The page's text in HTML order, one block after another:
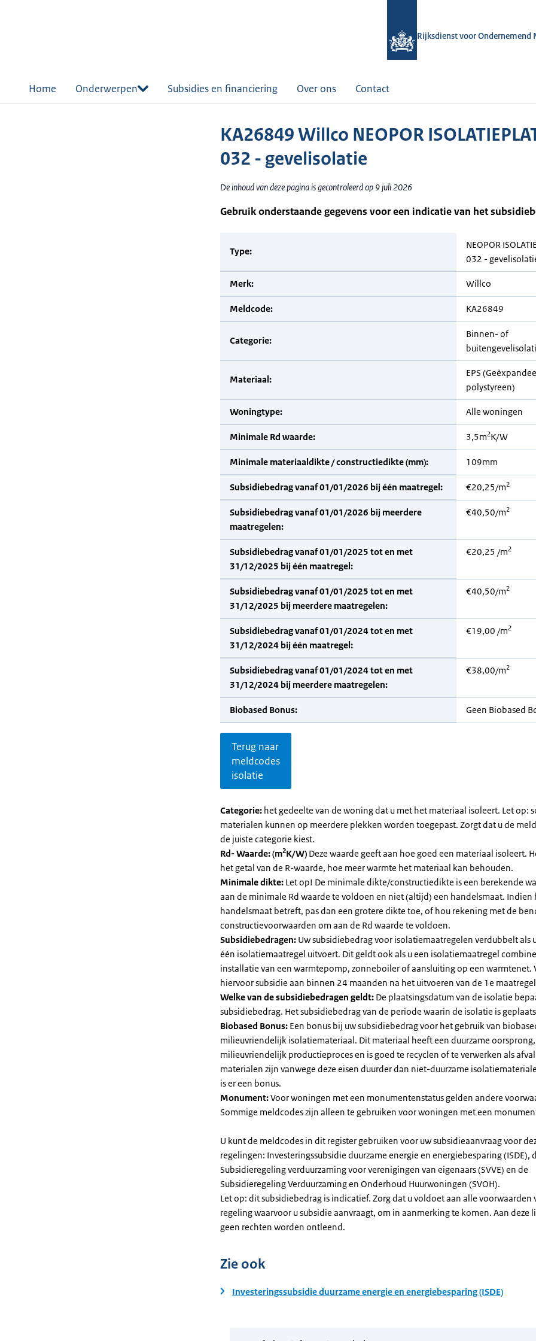
Rijksdienst voor Ondernemend
Home Onderwerpen Subsidies en financiering Over ons Contact
KA26849 Willco NEOPOR
032 - gevelisolatie
De inhoud van deze pagina is gecontroleerd op 9 juli 2026
Gebruik onderstaande gegevens voor een indicatie van het
Type:
NEOPOR
032 -
Merk: Willco
Meldcode: KA26849
Categorie:
Binnen- of
Materiaal:
EPS
polystyreen)
Woningtype: Alle woningen
Minimale Rd waarde: 3,5m2K/W
Minimale materiaaldikte / constructiedikte (mm): 109mm
Subsidiebedrag vanaf 01/01/2026 bij één maatregel: €20,25/m2
Subsidiebedrag vanaf 01/01/2026 bij meerdere
maatregelen:
€40,50/m2
Subsidiebedrag vanaf 01/01/2025 tot en met
31/12/2025 bij één maatregel:
€20,25 /m2
Subsidiebedrag vanaf 01/01/2025 tot en met
31/12/2025 bij meerdere maatregelen:
€40,50/m2
Subsidiebedrag vanaf 01/01/2024 tot en met
31/12/2024 bij één maatregel:
€19,00 /m2
Subsidiebedrag vanaf 01/01/2024 tot en met
31/12/2024 bij meerdere maatregelen:
€38,00/m2
Biobased Bonus: Geen Biobased
Terug naar
meldcodes
isolatie
Categorie: het gedeelte van de woning dat u met het materiaal isoleert. Let op:
materialen kunnen op meerdere plekken worden toegepast. Zorgt dat u de
de juiste categorie kiest.
Rd- Waarde: (m2K/W) Deze waarde geeft aan hoe goed een materiaal isoleert.
het getal van de R-waarde, hoe meer warmte het materiaal kan behouden.
Minimale dikte: Let op! De minimale dikte/constructiedikte is een berekende
aan de minimale Rd waarde te voldoen en niet (altijd) een handelsmaat. Indien
handelsmaat betreft, pas dan een grotere dikte toe, of hou rekening met de
constructievoorwaarden om aan de Rd waarde te voldoen.
Subsidiebedragen: Uw subsidiebedrag voor isolatiemaatregelen verdubbelt als
één isolatiemaatregel uitvoert. Dit geldt ook als u een isolatiemaatregel
installatie van een warmtepomp, zonneboiler of aansluiting op een warmtenet.
hiervoor subsidie aan binnen 24 maanden na het uitvoeren van de 1e
Welke van de subsidiebedragen geldt: De plaatsingsdatum van de isolatie
subsidiebedrag. Het subsidiebedrag van de periode waarin de isolatie is
Biobased Bonus: Een bonus bij uw subsidiebedrag voor het gebruik van
milieuvriendelijk isolatiemateriaal. Dit materiaal heeft een duurzame oorsprong,
milieuvriendelijk productieproces en is goed te recyclen of te verwerken als
materialen zijn vanwege deze eisen duurder dan niet-duurzame
is er een bonus.
Monument:Voor woningen met een monumentenstatus gelden andere
Sommige meldcodes zijn alleen te gebruiken voor woningen met een
U kunt de meldcodes in dit register gebruiken voor uw subsidieaanvraag voor
regelingen: Investeringssubsidie duurzame energie en energiebesparing (ISDE),
Subsidieregeling verduurzaming voor verenigingen van eigenaars (SVVE) en de
Subsidieregeling Verduurzaming en Onderhoud Huurwoningen (SVOH).
Let op: dit subsidiebedrag is indicatief. Zorg dat u voldoet aan alle voorwaarden
regeling waarvoor u subsidie aanvraagt, om in aanmerking te komen. Aan deze
geen rechten worden ontleend.
Zie ook
Investeringssubsidie duurzame energie en energiebesparing (ISDE)